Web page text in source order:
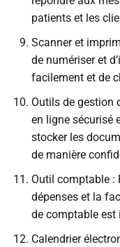
patients et les
Scanner et
de numériser et
facilement et de
Outils de gestion
en ligne sécurisé
stocker les
de manière
Outil comptable :
dépenses et la
de comptable est
Calendrier